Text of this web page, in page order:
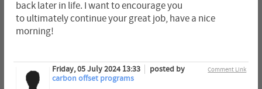
back later in life. I want to encourage you
to ultimately continue your great job, have a nice
morning!
Comment Link
Friday, 05 July 2024 13:33
posted by
carbon offset programs